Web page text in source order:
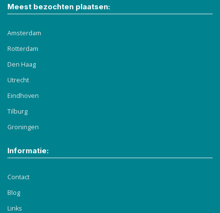
Meest bezochten plaatsen:
Amsterdam
Rotterdam
Den Haag
Utrecht
Eindhoven
Tilburg
Groningen
Informatie:
Contact
Blog
Links